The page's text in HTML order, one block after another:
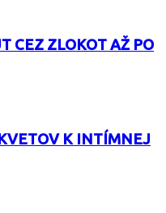
CEZ ZLOKOT AŽ PO
K INTÍMNEJ